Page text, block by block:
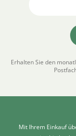
Erhalten Sie den
Mit Ihrem Einkauf